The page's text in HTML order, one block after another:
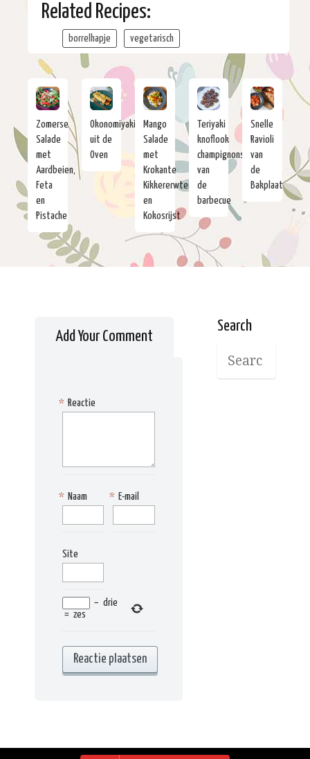
Related Recipes:
borrelhapje vegetarisch
Zomerse
Salade
met
Aardbeien,
Feta
en
Pistache
Okonomiyaki
uit de
Oven
Mango
Salade
met
Krokante
Kikkererwten
en
Kokosrijst
Teriyaki
knoflook
champignons
van
de
barbecue
Snelle
Ravioli
van
de
Bakplaat
Add Your Comment
Reactie
*
Naam
* E-mail
*
Site
− drie
= zes
Search